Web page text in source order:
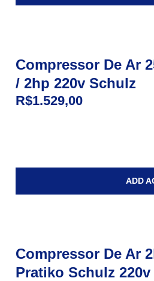
Compressor De Ar
/ 2hp 220v Schulz
R$1.529,00
ADD
Compressor De Ar
Pratiko Schulz 220v